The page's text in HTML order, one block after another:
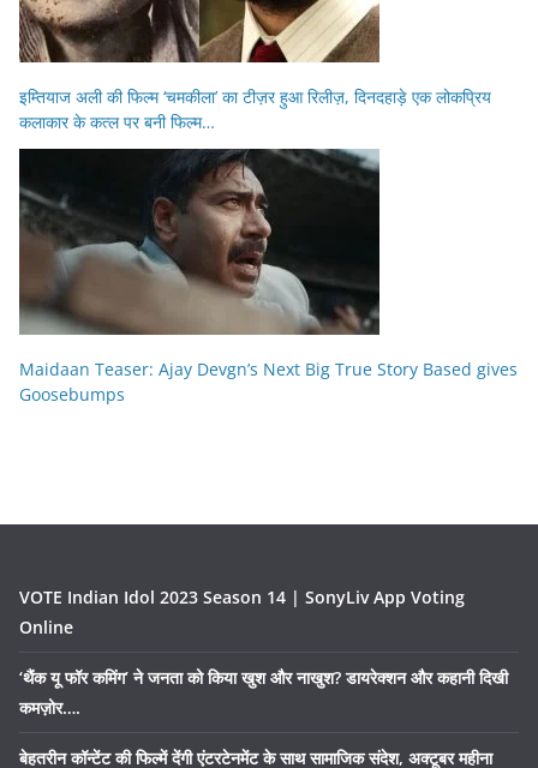
इम्तियाज अली की फिल्म ‘चमकीला’ का टीज़र हुआ रिलीज़, दिनदहाड़े एक लोकप्रिय
कलाकार के कत्ल पर बनी फिल्म…
Maidaan Teaser: Ajay Devgn’s Next Big True Story Based gives
Goosebumps
VOTE Indian Idol 2023 Season 14 | SonyLiv App Voting
Online
‘थैंक यू फॉर कमिंग’ ने जनता को किया खुश और नाखुश? डायरेक्शन और कहानी दिखी
कमज़ोर….
बेहतरीन कॉन्टेंट की फिल्में देंगी एंटरटेनमेंट के साथ सामाजिक संदेश, अक्टूबर महीना